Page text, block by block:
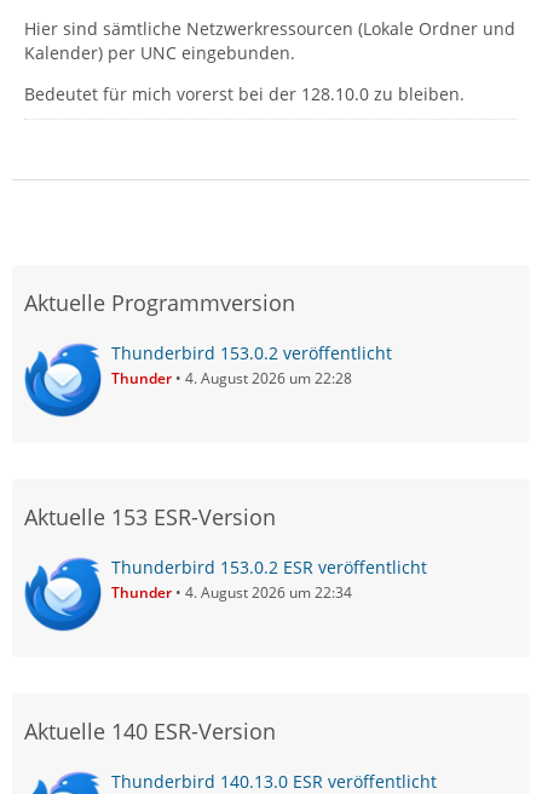
Hier sind sämtliche Netzwerkressourcen (Lokale Ordner und
Kalender) per UNC eingebunden.
Bedeutet für mich vorerst bei der 128.10.0 zu bleiben.
Aktuelle Programmversion
Thunderbird 153.0.2 veröffentlicht
Thunder 4. August 2026 um 22:28
Aktuelle 153 ESR-Version
Thunderbird 153.0.2 ESR veröffentlicht
Thunder 4. August 2026 um 22:34
Aktuelle 140 ESR-Version
Thunderbird 140.13.0 ESR veröffentlicht